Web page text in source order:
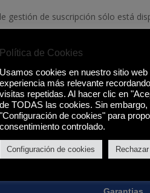
gestión de suscripción sólo está
Condiciones de
Condiciones
Garantias
Política de Cookies
Usamos cookies en nuestro sitio web
experiencia más relevante
visitas repetidas. Al hacer clic en
de TODAS las cookies. Sin embargo,
"Configuración de cookies" para
consentimiento controlado.
Configuración de cookies